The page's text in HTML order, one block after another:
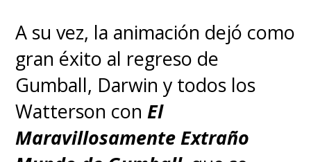
A su vez, la animación dejó como
gran éxito al regreso de
Gumball, Darwin y todos los
Watterson conEl
Maravillosamente Extraño